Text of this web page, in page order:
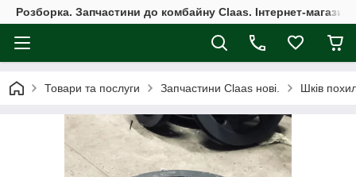
Розборка. Запчастини до комбайну Claas. Інтернет-
Товари та послуги Запчастини Claas нові. Шків